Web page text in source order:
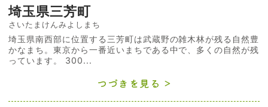
埼玉県三芳町
さいたまけんみよしまち
埼玉県南西部に位置する三芳町は武蔵野の雑木林が残る自然豊
かなまち。東京から一番近いまちである中で、多くの自然が残
っています。 300...
つづきを見る